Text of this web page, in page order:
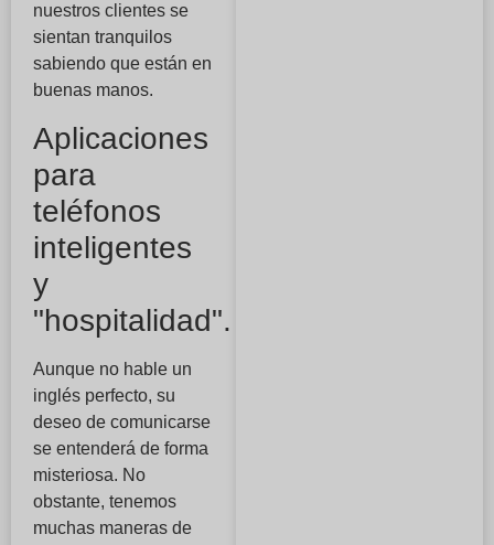
nuestros clientes se
sientan tranquilos
sabiendo que están en
buenas manos.
Aplicaciones
para
teléfonos
inteligentes
y
"hospitalidad".
Aunque no hable un
inglés perfecto, su
deseo de comunicarse
se entenderá de forma
misteriosa. No
obstante, tenemos
muchas maneras de